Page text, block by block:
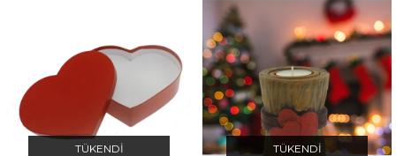
TÜKENDI TÜKENDI